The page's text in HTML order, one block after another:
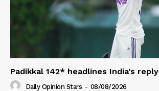
Padikkal 142* headlines India’s reply
Daily Opinion Stars - 08/08/2026